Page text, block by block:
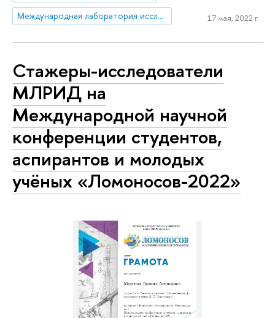
Международная лаборатория исследований русско-европейского интеллектуального диалога
17 мая, 2022 г.
Стажеры-исследователи
МЛРИД на
Международной научной
конференции студентов,
аспирантов и молодых
учёных «Ломоносов-2022»